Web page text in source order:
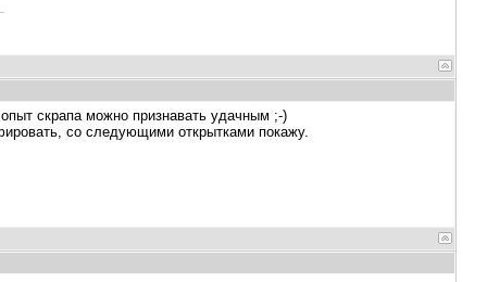
скрапа можно признавать удачным ;-)
со следующими открытками покажу.